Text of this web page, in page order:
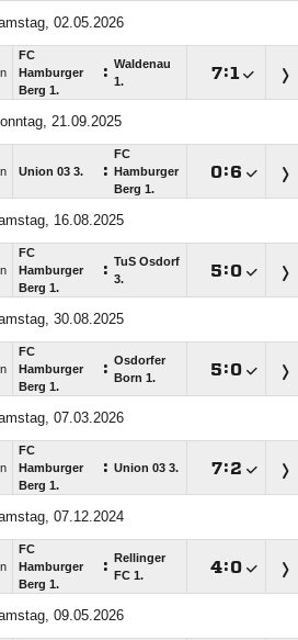
02.05.2026
FC
Hamburger
Berg 1.
: Waldenau
1.
:
21.09.2025
Union 03 3. :
FC
Hamburger
Berg 1.
:
16.08.2025
FC
Hamburger
Berg 1.
: TuS Osdorf
3.
:
30.08.2025
FC
Hamburger
Berg 1.
: Osdorfer
Born 1.
:
07.03.2026
FC
Hamburger
Berg 1.
: Union 03 3. :
07.12.2024
FC
Hamburger
Berg 1.
:
Rellinger
FC 1.
:
09.05.2026